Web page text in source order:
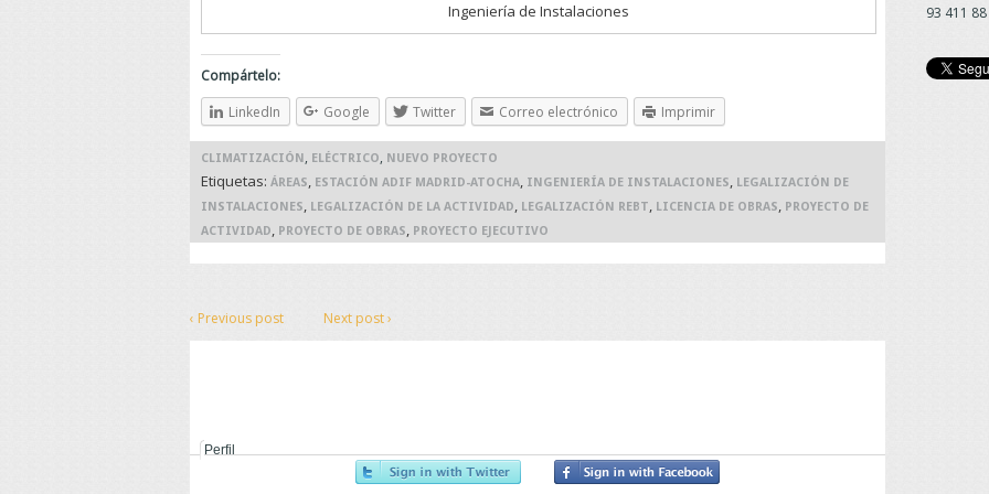
Ingeniería de Instalaciones
Compártelo:
LinkedIn
Google Twitter Correo electrónico Imprimir
CLIMATIZACIÓN, ELÉCTRICO, NUEVO PROYECTO
Etiquetas: ÁREAS, ESTACIÓN ADIF MADRID-ATOCHA, INGENIERÍA DE INSTALACIONES, LEGALIZACIÓN DE
INSTALACIONES, LEGALIZACIÓN DE LA ACTIVIDAD, LEGALIZACIÓN REBT, LICENCIA DE OBRAS, PROYECTO DE
ACTIVIDAD, PROYECTO DE OBRAS, PROYECTO EJECUTIVO
‹ Previous post Next post ›
Perfil
93 411